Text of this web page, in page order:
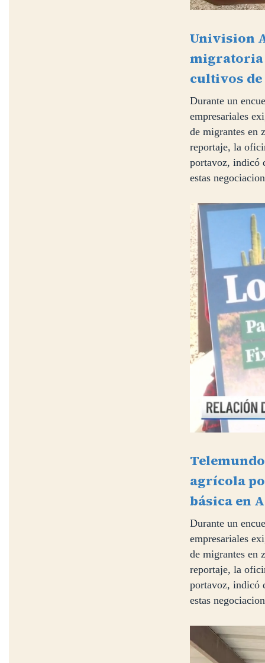
Univision
migratoria
cultivos
Durante un
empresariales
de migrantes en
reportaje, la
portavoz, indicó
estas
agrícola
básica en
Durante un
empresariales
de migrantes en
reportaje, la
portavoz, indicó
estas